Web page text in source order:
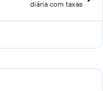
diária com taxas